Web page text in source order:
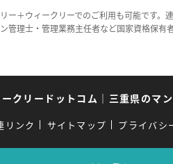
＋ウィークリーでのご利用も可能です。
管理士・管理業務主任者など国家資格保
クリードットコム ｜ 三重県のマ
リンク サイトマップ プライバシ